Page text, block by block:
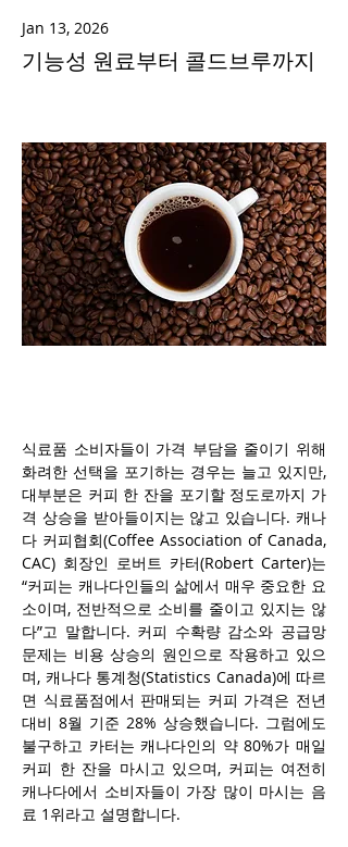
Jan 13, 2026
기능성 원료부터 콜드브루까지
식료품 소비자들이 가격 부담을 줄이기 위해
화려한 선택을 포기하는 경우는 늘고 있지만,
대부분은 커피 한 잔을 포기할 정도로까지 가
격 상승을 받아들이지는 않고 있습니다. 캐나
다 커피협회(Coffee Association of Canada,
CAC) 회장인 로버트 카터(Robert Carter)는
“커피는 캐나다인들의 삶에서 매우 중요한 요
소이며, 전반적으로 소비를 줄이고 있지는 않
다”고 말합니다. 커피 수확량 감소와 공급망
문제는 비용 상승의 원인으로 작용하고 있으
며, 캐나다 통계청(Statistics Canada)에 따르
면 식료품점에서 판매되는 커피 가격은 전년
대비 8월 기준 28% 상승했습니다. 그럼에도
불구하고 카터는 캐나다인의 약 80%가 매일
커피 한 잔을 마시고 있으며, 커피는 여전히
캐나다에서 소비자들이 가장 많이 마시는 음
료 1위라고 설명합니다.